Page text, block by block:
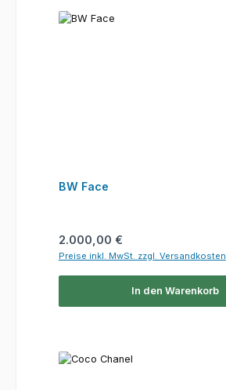
BW Face
Regulärer Preis:
2.000,00 €
Preise inkl. MwSt. zzgl. Versandkosten
In den Warenkorb